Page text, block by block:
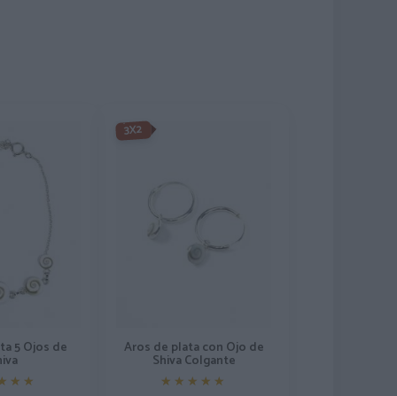
5 Ojos de
3X2
Aros de plata con Ojo de
Shiva Colgante
★★★★★
★★★★★